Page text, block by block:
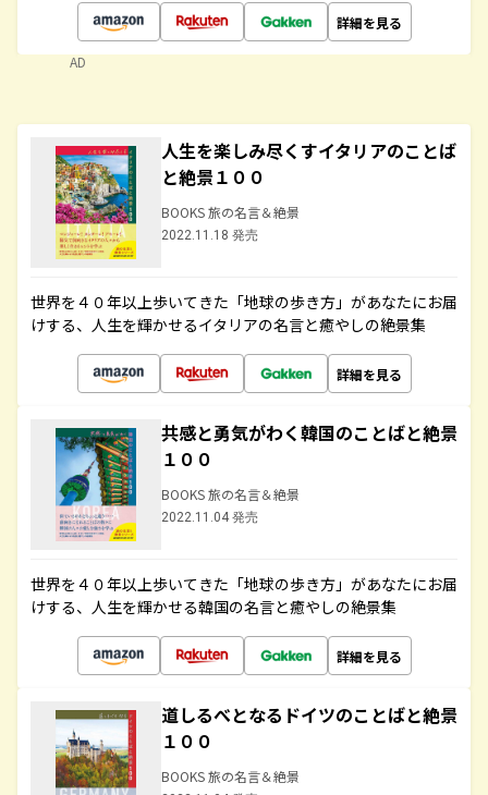
詳細を見る
AD
人生を楽しみ尽くすイタリアのことば
と絶景１００
BOOKS 旅の名言＆絶景
2022.11.18 発売
世界を４０年以上歩いてきた「地球の歩き方」があなたにお届
けする、人生を輝かせるイタリアの名言と癒やしの絶景集
詳細を見る
共感と勇気がわく韓国のことばと絶景
１００
BOOKS 旅の名言＆絶景
2022.11.04 発売
世界を４０年以上歩いてきた「地球の歩き方」があなたにお届
けする、人生を輝かせる韓国の名言と癒やしの絶景集
詳細を見る
道しるべとなるドイツのことばと絶景
１００
BOOKS 旅の名言＆絶景